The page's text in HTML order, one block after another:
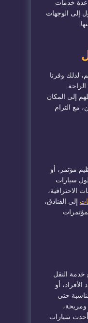
عدة خدمات
إلى الوجهات
لذلك وفرنا
إلى المكان
مع التزام
مؤتمر، أو
سيارات
الاحترافية،
إلى الفنادق،
خدمة النقل
أو
حتى
سيارات